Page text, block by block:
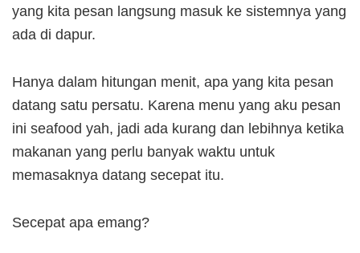
yang kita pesan langsung masuk ke sistemnya yang
ada di dapur.
Hanya dalam hitungan menit, apa yang kita pesan
datang satu persatu. Karena menu yang aku pesan
ini seafood yah, jadi ada kurang dan lebihnya ketika
makanan yang perlu banyak waktu untuk
memasaknya datang secepat itu.
Secepat apa emang?